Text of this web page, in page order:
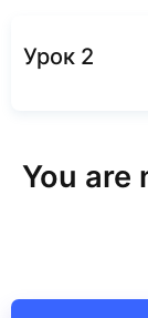
Урок 2
You are